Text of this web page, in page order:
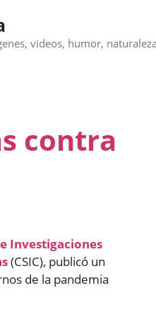
videos, humor,
contra
Investigaciones
(CSIC), publicó un
de la pandemia